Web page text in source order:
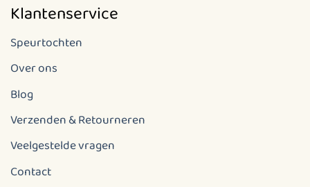
Klantenservice
Speurtochten
Over ons
Blog
Verzenden & Retourneren
Veelgestelde vragen
Contact